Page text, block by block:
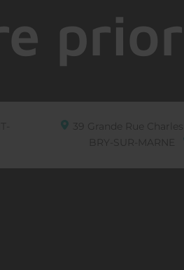
39 Grande Rue
BRY-SUR-MARNE